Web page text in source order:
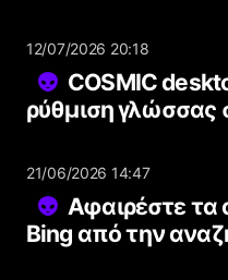
12/07/2026 20:18
COSMIC
ρύθμιση γλώσσας
21/06/2026 14:47
Αφαιρέστε τα
Bing από την